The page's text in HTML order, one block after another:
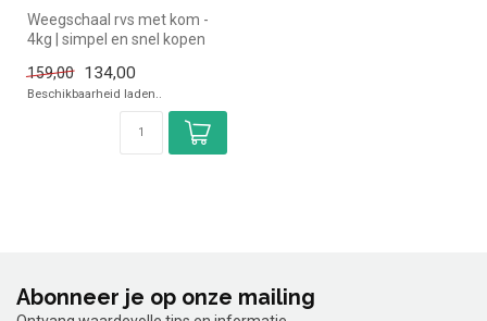
Weegschaal rvs met kom -
4kg | simpel en snel kopen
159,00
134,00
Beschikbaarheid laden..
Abonneer je op onze mailing